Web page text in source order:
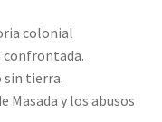
colonial
confrontada.
sin tierra.
Masada y los abusos